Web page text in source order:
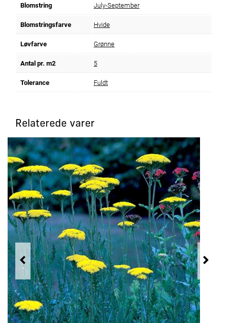
Blomstring July-September
Blomstringsfarve Hvide
Løvfarve Grønne
Antal pr. m2 5
Tolerance Fuldt
Relaterede varer